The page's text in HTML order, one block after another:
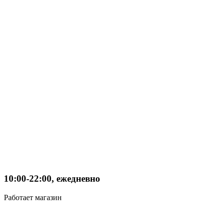
10:00-22:00, ежедневно
Работает магазин